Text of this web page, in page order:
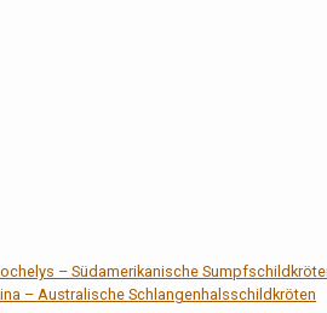
– Südamerikanische
– Australische Schlangenhalsschildkröten